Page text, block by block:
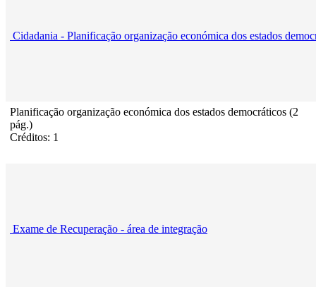
Cidadania - Planificação organização económica dos estados
Planificação organização económica dos estados democráticos (2
pág.)
Créditos: 1
Exame de Recuperação - área de integração